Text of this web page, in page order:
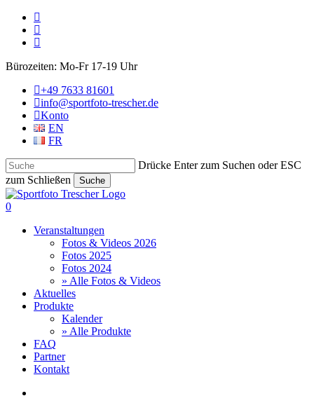
Skip
main
facebook
phone
email
Bürozeiten: Mo-Fr 17-19 Uhr
+49 7633 81601
info@sportfoto-trescher.de
Konto
EN
FR
Drücke Enter zum Suchen oder ESC
zum Schließen
Suche
Close
Search
account
0
Veranstaltungen
Fotos & Videos 2026
Fotos 2025
Fotos 2024
» Alle Fotos & Videos
Aktuelles
Produkte
Kalender
» Alle Produkte
FAQ
Partner
Kontakt